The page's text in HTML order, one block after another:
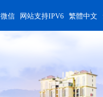
微信 网站支持IPV6 繁體中文